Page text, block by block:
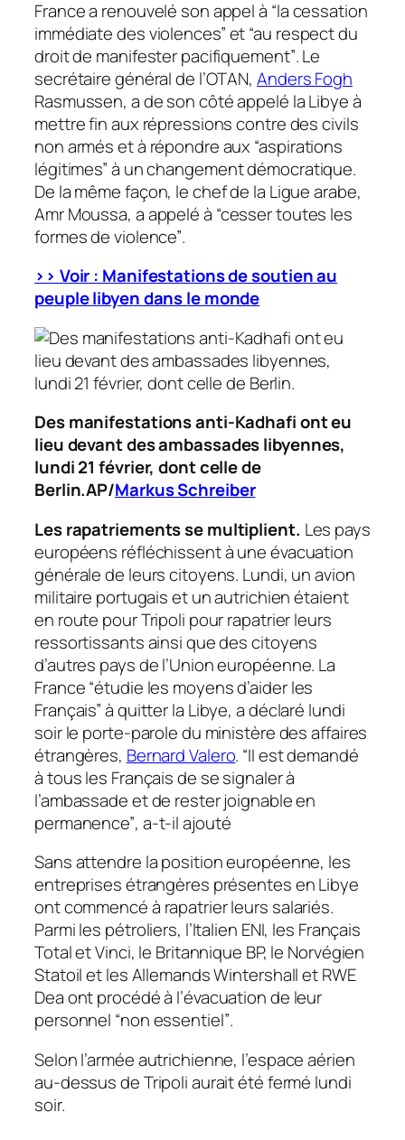
France a renouvelé son appel à “la cessation
immédiate des violences”et“au respect du
droit de manifester pacifiquement”. Le
secrétaire général de l’OTAN, Anders Fogh
Rasmussen, a de son côté appelé la Libye à
mettre fin aux répressions contre des civils
non armés et à répondre aux “aspirations
légitimes”à un changement démocratique.
De la même façon, le chef de la Ligue arabe,
Amr Moussa, a appelé à “cesser toutes les
formes de violence”.
>> Voir : Manifestations de soutien au
peuple libyen dans le monde
Des manifestations anti-Kadhafi ont eu
lieu devant des ambassades libyennes,
lundi 21 février, dont celle de
Berlin.AP/Markus Schreiber
Les rapatriements se multiplient. Les pays
européens réfléchissent à une évacuation
générale de leurs citoyens. Lundi, un avion
militaire portugais et un autrichien étaient
en route pour Tripoli pour rapatrier leurs
ressortissants ainsi que des citoyens
d’autres pays de l’Union européenne. La
France“étudie les moyens d’aider les
Français”à quitter la Libye, a déclaré lundi
soir le porte-parole du ministère des affaires
étrangères, Bernard Valero. “II est demandé
à tous les Français de se signaler à
l’ambassade et de rester joignable en
permanence”, a-t-il ajouté
Sans attendre la position européenne, les
entreprises étrangères présentes en Libye
ont commencé à rapatrier leurs salariés.
Parmi les pétroliers, l’Italien ENI, les Français
Total et Vinci, le Britannique BP, le Norvégien
Statoil et les Allemands Wintershall et RWE
Dea ont procédé à l’évacuation de leur
personnel “non essentiel”.
Selon l’armée autrichienne, l’espace aérien
au-dessus de Tripoli aurait été fermé lundi
soir.